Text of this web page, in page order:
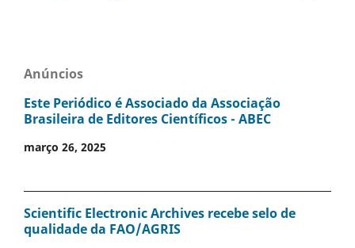
Anúncios
Este Periódico é Associado da Associação
Brasileira de Editores Científicos - ABEC
março 26, 2025
Scientific Electronic Archives recebe selo de
qualidade da FAO/AGRIS